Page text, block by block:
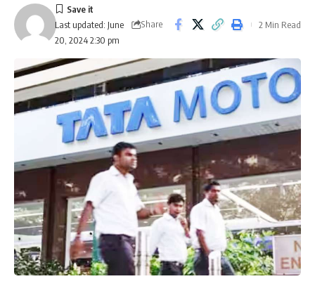
Last updated: June
20, 2024 2:30 pm
Share 2 Min Read